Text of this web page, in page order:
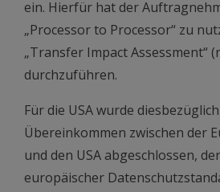
ein. Hierfür hat der
„Processor to Processor“ zu
„Transfer Impact Assessment“
durchzuführen.
Für die USA wurde
Übereinkommen zwischen der
und den USA abgeschlossen,
europäischer